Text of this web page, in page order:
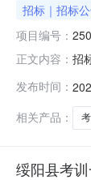
招标｜招标
项目编号：
正文内容： 招
业
发布时间：
相关产品：
绥阳县考